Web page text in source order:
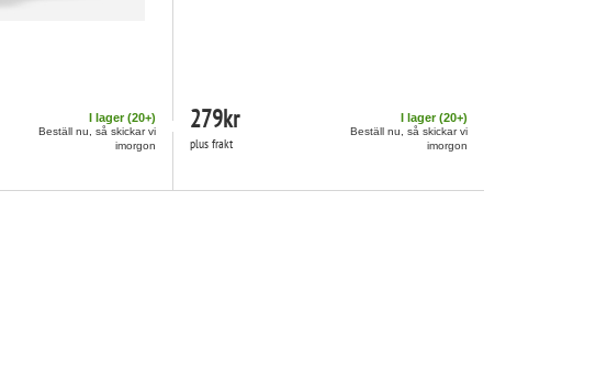
I lager (20+)
Beställ nu, så skickar vi
imorgon
279kr
plus frakt
I lager (20+)
Beställ nu, så skickar vi
imorgon